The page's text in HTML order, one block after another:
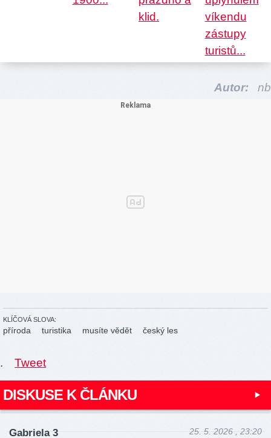
Autor: nb
KLÍČOVÁ SLOVA:
příroda turistika musíte vědět český les
. Tweet
DISKUSE K ČLÁNKU
Gabriela 3 25. 5. 2026 , 23:20